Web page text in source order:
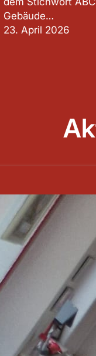
Gebäude…
23. April 2026